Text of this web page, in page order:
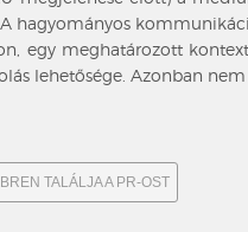
hagyományos
egy meghatározott
lehetősége. Azonban
TALÁLJA A PR-OST